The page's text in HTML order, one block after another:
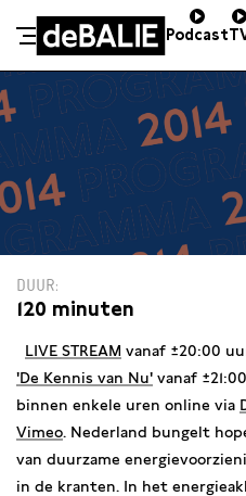
Meteen naar de content
De Balie
Podcast
DUUR
120 minuten
LIVE STREAM vanaf ±20:00
'De Kennis van Nu' vanaf
binnen enkele uren online via
Vimeo. Nederland bungelt
van duurzame
in de kranten. In het